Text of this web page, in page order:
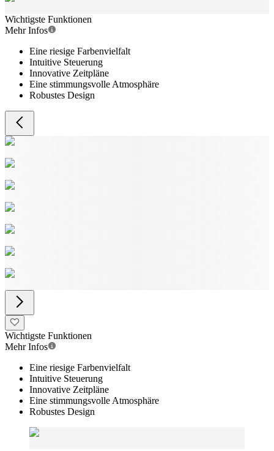
Wichtigste Funktionen
Mehr Infos
Eine riesige Farbenvielfalt
Intuitive Steuerung
Innovative Zeitpläne
Eine stimmungsvolle Atmosphäre
Robustes Design
Wichtigste Funktionen
Mehr Infos
Eine riesige Farbenvielfalt
Intuitive Steuerung
Innovative Zeitpläne
Eine stimmungsvolle Atmosphäre
Robustes Design